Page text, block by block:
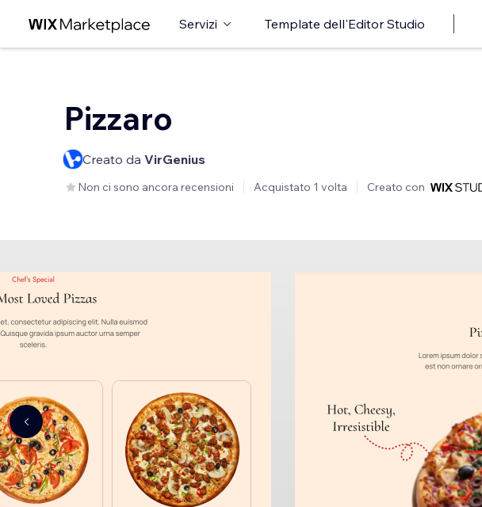
Servizi Template dell'Editor Studio
Pizzaro
Creato da VirGenius
Non ci sono ancora recensioni Acquistato 1 volta Creato con